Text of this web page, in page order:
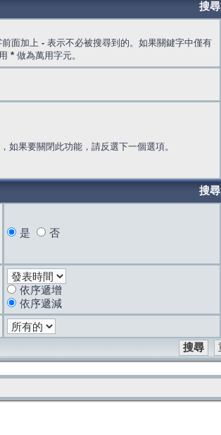
搜
面加上 - 表示不必被搜尋到的。如果關鍵字中僅有
* 做為萬用字元。
如果要關閉此功能，請反選下一個選項。
搜
是 否
依序遞增
依序遞減